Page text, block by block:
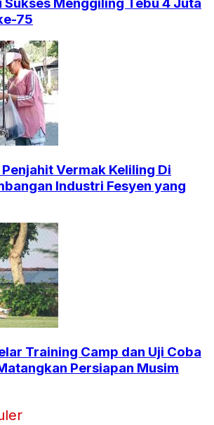
Sukses Menggiling Tebu 4 Juta
75
Vermak Keliling Di
Industri Fesyen yang
Training Camp dan Uji Coba
Persiapan Musim